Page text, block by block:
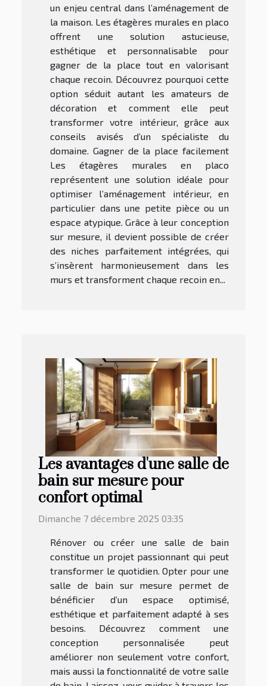
un enjeu central dans l’aménagement de
la maison. Les étagères murales en placo
offrent une solution astucieuse,
esthétique et personnalisable pour
gagner de la place tout en valorisant
chaque recoin. Découvrez pourquoi cette
option séduit autant les amateurs de
décoration et comment elle peut
transformer votre intérieur, grâce aux
conseils avisés d’un spécialiste du
domaine. Gagner de la place facilement
Les étagères murales en placo
représentent une solution idéale pour
optimiser l’aménagement intérieur, en
particulier dans une petite pièce ou un
espace atypique. Grâce à leur conception
sur mesure, il devient possible de créer
des niches parfaitement intégrées, qui
s’insèrent harmonieusement dans les
murs et transforment chaque recoin en...
Les avantages d'une salle de
bain sur mesure pour
confort optimal
Dimanche 7 décembre 2025 03:35
Rénover ou créer une salle de bain
constitue un projet passionnant qui peut
transformer le quotidien. Opter pour une
salle de bain sur mesure permet de
bénéficier d’un espace optimisé,
esthétique et parfaitement adapté à ses
besoins. Découvrez comment une
conception personnalisée peut
améliorer non seulement votre confort,
mais aussi la fonctionnalité de votre salle